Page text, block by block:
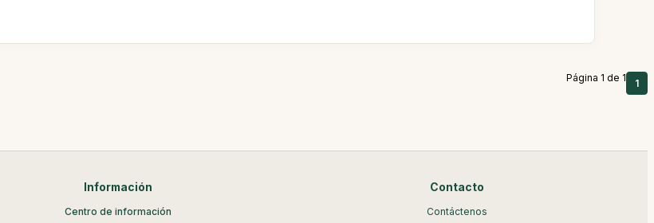
Página 1 de 1 1
Información
Centro de información
Contacto
Contáctenos